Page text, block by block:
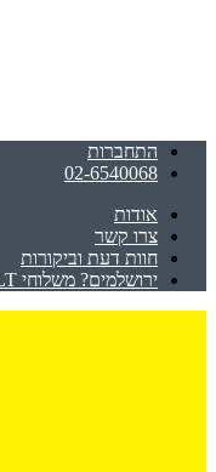
התחברות
02-6540068
אודות
צרו קשר
חוות דעת וביקורות
ירושלמים? משלוחי WOLT מעכשיו לעכשיו!